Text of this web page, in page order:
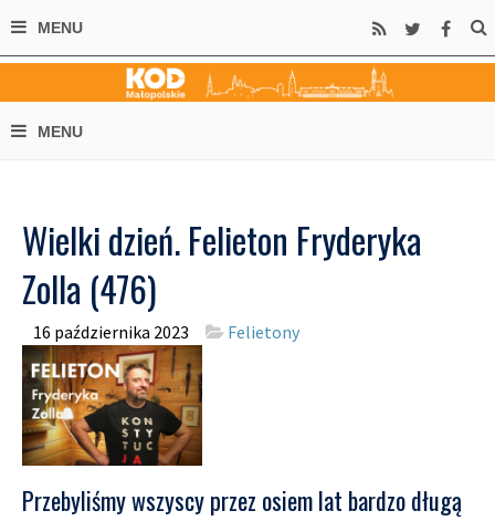
Wielki dzień. Felieton Fryderyka
Zolla (476)
16 października 2023 Felietony
Przebyliśmy wszyscy przez osiem lat bardzo długą